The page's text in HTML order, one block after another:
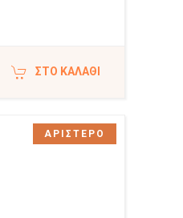
ΣΤΟ ΚΑΛΆΘΙ
ΑΡΙΣΤΕΡΟ